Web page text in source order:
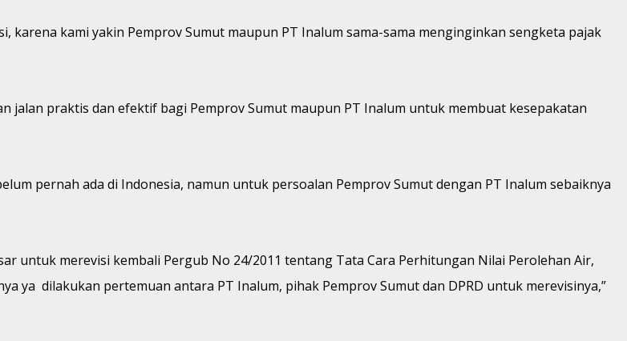
karena kami yakin Pemprov Sumut maupun PT Inalum sama-sama menginginkan sengketa pajak
praktis dan efektif bagi Pemprov Sumut maupun PT Inalum untuk membuat kesepakatan
pernah ada di Indonesia, namun untuk persoalan Pemprov Sumut dengan PT Inalum sebaiknya
untuk merevisi kembali Pergub No 24/2011 tentang Tata Cara Perhitungan Nilai Perolehan Air,
ya dilakukan pertemuan antara PT Inalum, pihak Pemprov Sumut dan DPRD untuk merevisinya,”